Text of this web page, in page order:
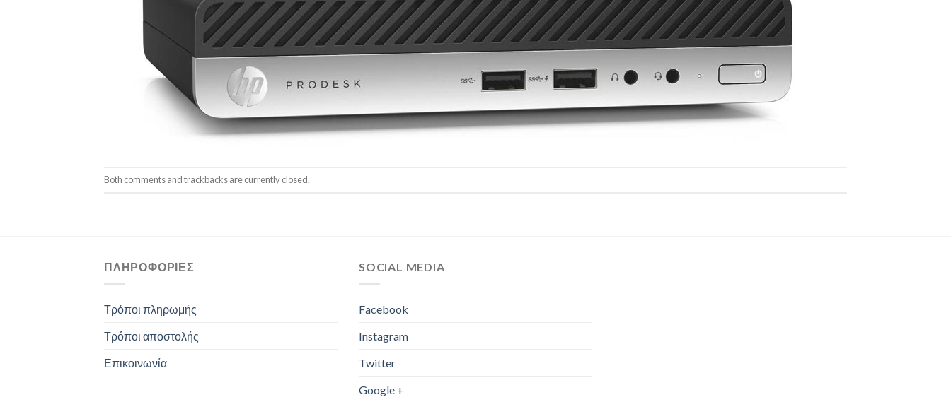
Both comments and trackbacks are currently closed.
ΠΛΗΡΟΦΟΡΊΕΣ
Τρόποι πληρωμής
Τρόποι αποστολής
Επικοινωνία
SOCIAL MEDIA
Facebook
Instagram
Twitter
Google +